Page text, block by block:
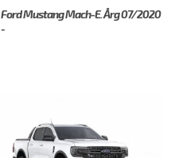
Ford Mustang Mach-E. Årg 07/2020
-